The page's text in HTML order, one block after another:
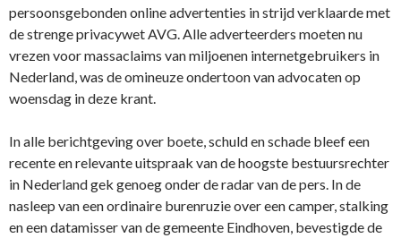
persoonsgebonden online advertenties in strijd verklaarde met
de strenge privacywet AVG. Alle adverteerders moeten nu
vrezen voor massaclaims van miljoenen internetgebruikers in
Nederland, was de omineuze ondertoon van advocaten op
woensdag in deze krant.
In alle berichtgeving over boete, schuld en schade bleef een
recente en relevante uitspraak van de hoogste bestuursrechter
in Nederland gek genoeg onder de radar van de pers. In de
nasleep van een ordinaire burenruzie over een camper, stalking
en een datamisser van de gemeente Eindhoven, bevestigde de